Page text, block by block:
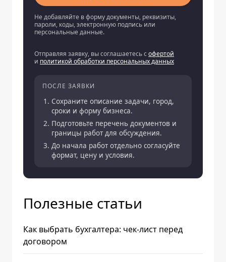
Не добавляйте в форму документы, реквизиты,
пароли, коды, электронную подпись или
персональные данные.
Отправляя заявку, вы соглашаетесь софертой
и политикой обработки персональных данных
ПОСЛЕ ЗАЯВКИ
Сохраните описание задачи, город,
сроки и форму бизнеса.
Подготовьте перечень документов и
границы работ для обсуждения.
До начала работ отдельно согласуйте
формат, цену и условия.
Полезные статьи
Как выбрать бухгалтера: чек-лист перед
договором